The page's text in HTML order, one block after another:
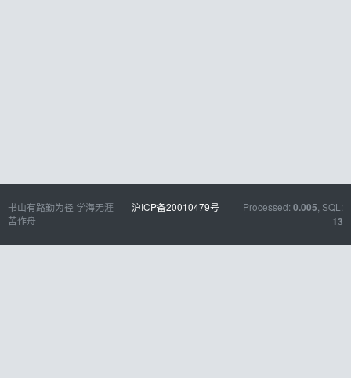
书山有路勤为径 学海无涯
苦作舟
沪ICP备20010479号 Processed: 0.005 , SQL:
13